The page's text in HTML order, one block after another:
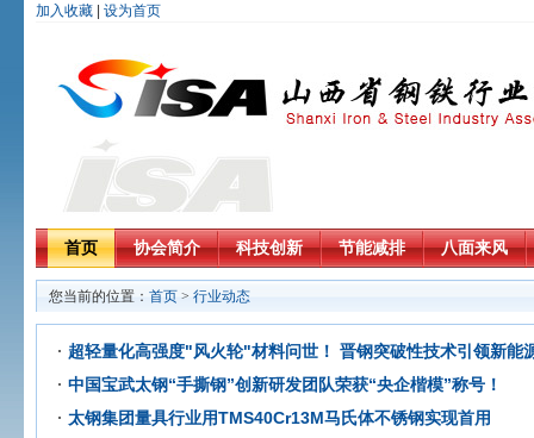
加入收藏 设为首页
首页 协会简介 科技创新 节能减排 八面来风
您当前的位置： 首页 > 行业动态
超轻量化高强度"风火轮"材料问世！ 晋钢突破性技术引领新能
中国宝武太钢“手撕钢”创新研发团队荣获“央企楷模”称号！
太钢集团量具行业用TMS40Cr13M马氏体不锈钢实现首用